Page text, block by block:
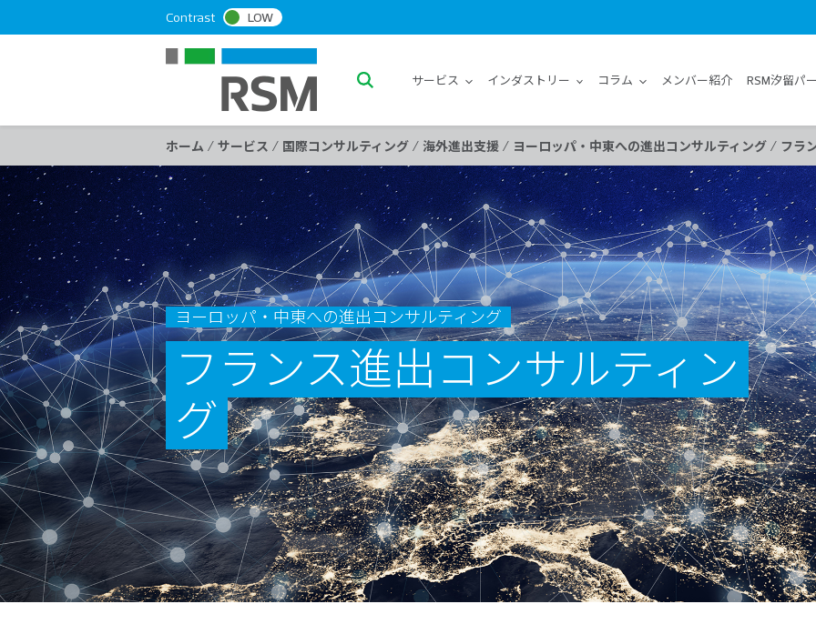
k
o
n
e
n
t
Contrast LOW
S
a
r
c
h
サービス インダストリー コラム メンバー紹介 RSM汐留パ
ホーム / サービス / 国際コンサルティング / 海外進出支援 / ヨーロッパ・中東への進出コンサルティング / フラ
ヨーロッパ・中東への進出コンサルティング
フランス進出コンサルティン
グ